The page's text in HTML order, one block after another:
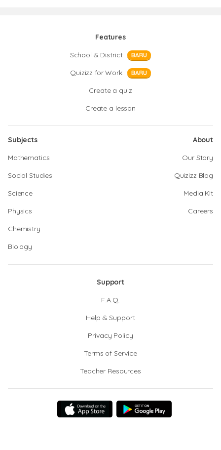
Features
School & District
BARU
Quizizz for Work BARU
Create a quiz
Create a lesson
Subjects
Mathematics
Social Studies
Science
Physics
Chemistry
Biology
About
Our Story
Quizizz Blog
Media Kit
Careers
Support
F.A.Q.
Help & Support
Privacy Policy
Terms of Service
Teacher Resources